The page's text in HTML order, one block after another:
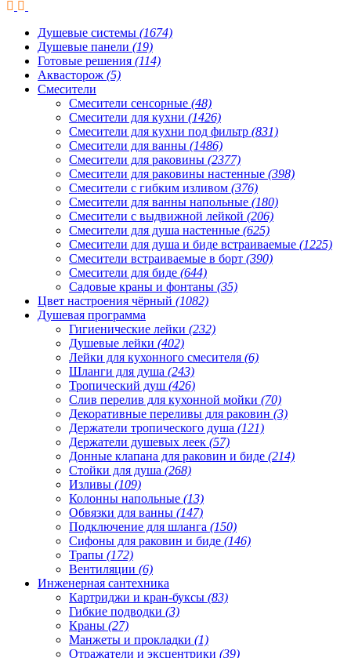
Душевые системы (1674)
Душевые панели (19)
Готовые решения (114)
Аквасторож (5)
Смесители
Смесители сенсорные (48)
Смесители для кухни (1426)
Смесители для кухни под фильтр (831)
Смесители для ванны (1486)
Смесители для раковины (2377)
Смесители для раковины настенные (398)
Смесители с гибким изливом (376)
Смесители для ванны напольные (180)
Смесители с выдвижной лейкой (206)
Смесители для душа настенные (625)
Смесители для душа и биде встраиваемые (1225)
Смесители встраиваемые в борт (390)
Смесители для биде (644)
Садовые краны и фонтаны (35)
Цвет настроения чёрный (1082)
Душевая программа
Гигиенические лейки (232)
Душевые лейки (402)
Лейки для кухонного смесителя (6)
Шланги для душа (243)
Тропический душ (426)
Слив перелив для кухонной мойки (70)
Декоративные переливы для раковин (3)
Держатели тропического душа (121)
Держатели душевых леек (57)
Донные клапана для раковин и биде (214)
Стойки для душа (268)
Изливы (109)
Колонны напольные (13)
Обвязки для ванны (147)
Подключение для шланга (150)
Сифоны для раковин и биде (146)
Трапы (172)
Вентиляции (6)
Инженерная сантехника
Картриджи и кран-буксы (83)
Гибкие подводки (3)
Краны (27)
Манжеты и прокладки (1)
Отражатели и эксцентрики (39)